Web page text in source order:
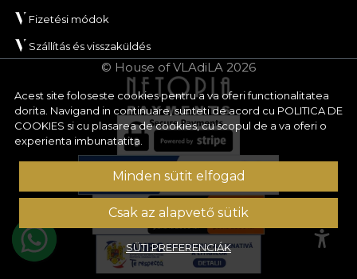
Acest site foloseste cookies pentru a va oferi functionalitatea
dorita. Navigand in continuare, sunteti de acord cu POLITICA DE
COOKIES si cu plasarea de cookies, cu scopul de a va oferi o
experienta imbunatatita.
Minden sütit elfogad
Csak az alapvető sütik
SÜTI PREFERENCIÁK
Fizetési módok
Szállítás és visszaküldés
© House of VLAdiLA 2026